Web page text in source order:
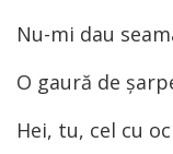
Nu-mi dau
O gaură de
Hei, tu, cel cu